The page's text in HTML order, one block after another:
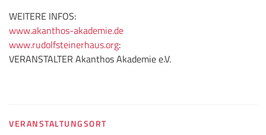
WEITERE INFOS:
www.akanthos-akademie.de
www.rudolfsteinerhaus.org:
VERANSTALTER Akanthos Akademie e.V.
VERANSTALTUNGSORT